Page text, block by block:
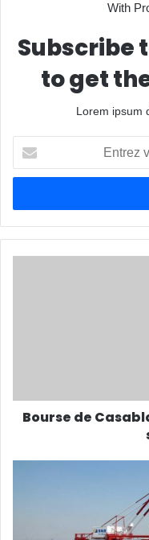
With
Subscribe
to get
Lorem ipsum
votre
adresse
Bourse de